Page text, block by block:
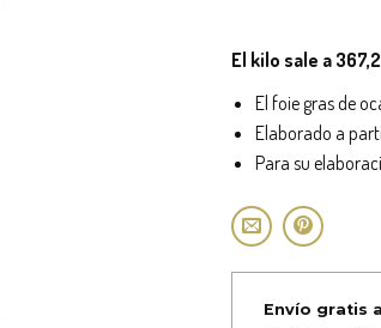
El kilo sale a
El foie gras de
Elaborado a
Para su
Envío gratis